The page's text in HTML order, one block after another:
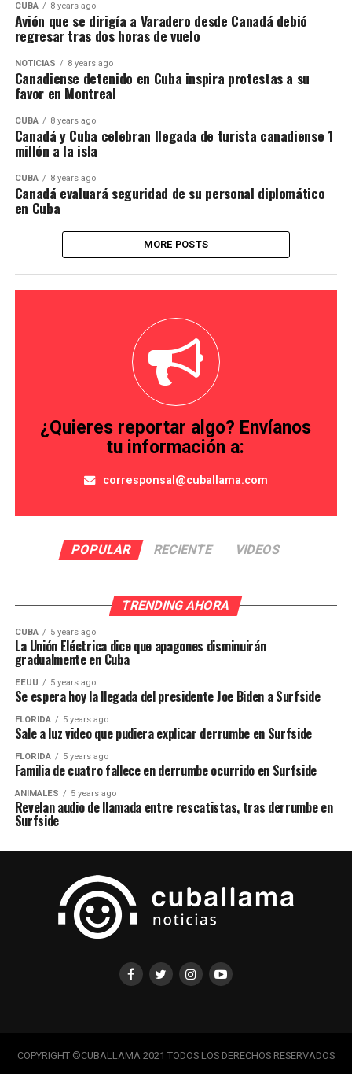
CUBA 8 years ago
Avión que se dirigía a Varadero desde Canadá debió
regresar tras dos horas de vuelo
NOTICIAS 8 years ago
Canadiense detenido en Cuba inspira protestas a su
favor en Montreal
CUBA 8 years ago
Canadá y Cuba celebran llegada de turista canadiense 1
millón a la isla
CUBA 8 years ago
Canadá evaluará seguridad de su personal diplomático
en Cuba
MORE POSTS
¿Quieres reportar algo? Envíanos
tu información a:
corresponsal@cuballama.com
POPULAR RECIENTE VIDEOS
TRENDING AHORA
CUBA 5 years ago
La Unión Eléctrica dice que apagones disminuirán
gradualmente en Cuba
EEUU 5 years ago
Se espera hoy la llegada del presidente Joe Biden a Surfside
FLORIDA 5 years ago
Sale a luz video que pudiera explicar derrumbe en Surfside
FLORIDA 5 years ago
Familia de cuatro fallece en derrumbe ocurrido en Surfside
ANIMALES 5 years ago
Revelan audio de llamada entre rescatistas, tras derrumbe en
Surfside
COPYRIGHT ©CUBALLAMA 2021 TODOS LOS DERECHOS RESERVADOS